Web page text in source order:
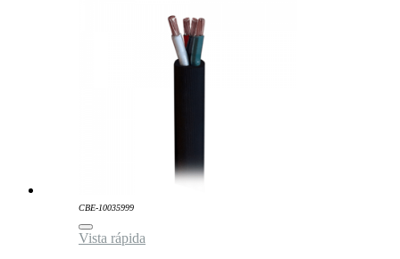
CBE-10035999
Vista rápida